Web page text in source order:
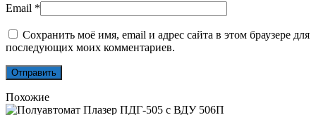
Email *
Сохранить моё имя, email и адрес сайта в этом браузере для
последующих моих комментариев.
Похожие